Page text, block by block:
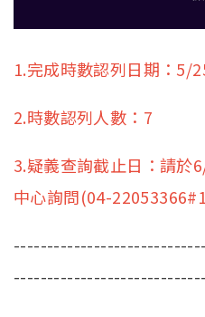
1.完成時數認列日期：5/
2.時數認列人數：7
3.疑義查詢截止日：請於
中心詢問(04-